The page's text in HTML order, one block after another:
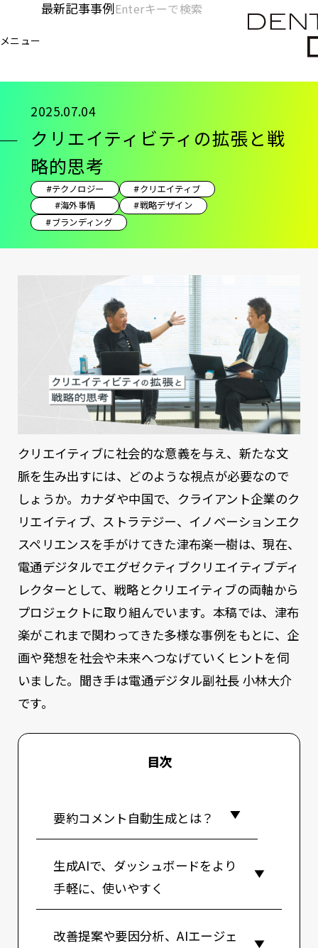
ン
ン
ツ
メニュー
[KC]
メ
イ
ン
最新記事事例
検
索
ク
クリエイティビティの拡張と戦
略的思考
2025.07.04
#テクノロジー
#クリエイティブ
#海外事情
#戦略デザイン
#ブランディング
クリエイティブに社会的な意義を与え、新たな文
脈を生み出すには、どのような視点が必要なので
しょうか。カナダや中国で、クライアント企業のク
リエイティブ、ストラテジー、イノベーションエク
スペリエンスを手がけてきた津布楽一樹は、現在、
電通デジタルでエグゼクティブクリエイティブディ
レクターとして、戦略とクリエイティブの両軸から
プロジェクトに取り組んでいます。本稿では、津布
楽がこれまで関わってきた多様な事例をもとに、企
画や発想を社会や未来へつなげていくヒントを伺
いました。聞き手は電通デジタル副社長 小林大介
です。
目次
要約コメント自動生成とは？
生成AIで、ダッシュボードをより
手軽に、使いやすく
改善提案や要因分析、AIエージェ